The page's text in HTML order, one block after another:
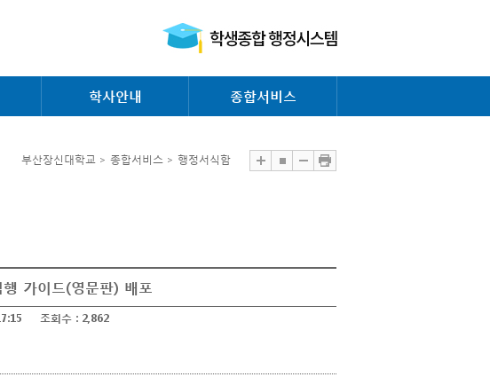
학사안내 종합서비스
부산장신대학교 > 종합서비스 > 행정서식함
가이드(영문판) 배포
조회수 : 2,862